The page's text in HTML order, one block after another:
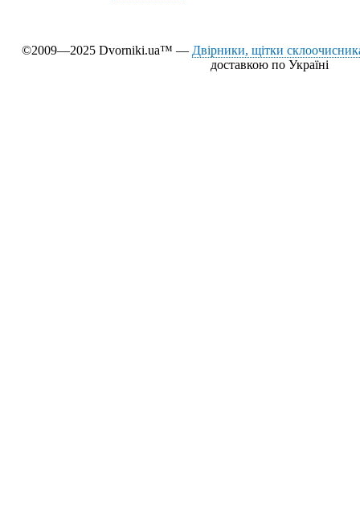
©2009—2025 Dvorniki.ua™ — Двірники, щітки
доставкою по Україні